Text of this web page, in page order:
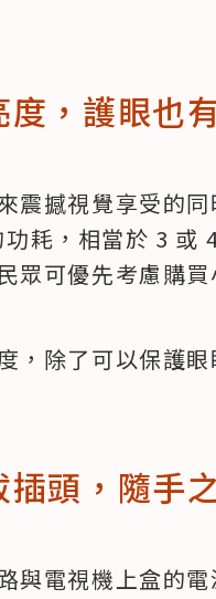
，護眼也
震撼視覺享受的
耗，相當於 3 或
眾可優先考慮購買
，除了可以保護
頭，隨手
與電視機上盒的